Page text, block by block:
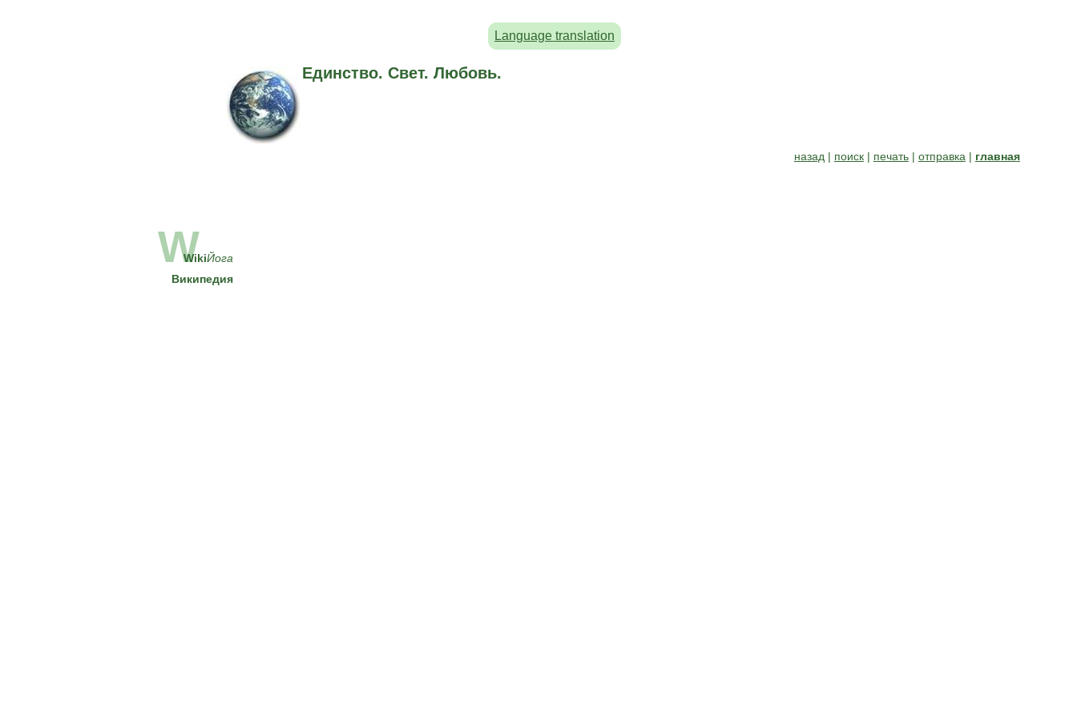
Language translation
Единство. Свет. Любовь.
назад | поиск| печать| отправка | главная
W
WikiЙога
Википедия